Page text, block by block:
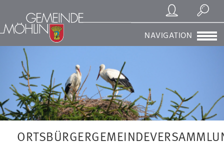
Registrierung/Login
Suchen
NAVIGATION